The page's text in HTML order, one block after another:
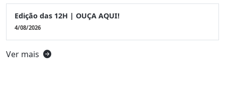
Edição das 12H | OUÇA AQUI!
4/08/2026
Ver mais